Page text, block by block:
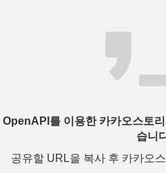
OpenAPI를 이용한 카카오스토
습니
공유할 URL을 복사 후 카카오